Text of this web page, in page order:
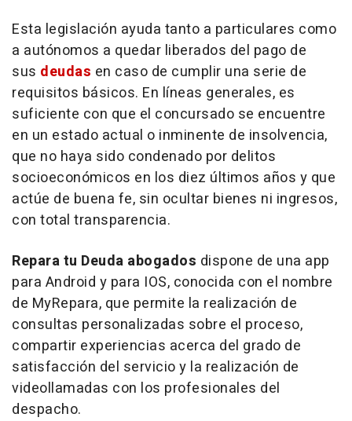
Esta legislación ayuda tanto a particulares como
a autónomos a quedar liberados del pago de
sus deudas en caso de cumplir una serie de
requisitos básicos. En líneas generales, es
suficiente con que el concursado se encuentre
en un estado actual o inminente de insolvencia,
que no haya sido condenado por delitos
socioeconómicos en los diez últimos años y que
actúe de buena fe, sin ocultar bienes ni ingresos,
con total transparencia.
Repara tu Deuda abogados dispone de una app
para Android y para IOS, conocida con el nombre
de MyRepara, que permite la realización de
consultas personalizadas sobre el proceso,
compartir experiencias acerca del grado de
satisfacción del servicio y la realización de
videollamadas con los profesionales del
despacho.